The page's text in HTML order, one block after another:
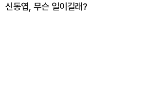
신동엽, 무슨 일이길래?